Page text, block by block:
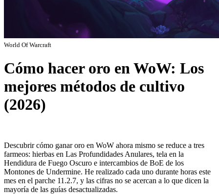
World Of Warcraft
Cómo hacer oro en WoW: Los
mejores métodos de cultivo
(2026)
Descubrir cómo ganar oro en WoW ahora mismo se reduce a tres
farmeos: hierbas en Las Profundidades Anulares, tela en la
Hendidura de Fuego Oscuro e intercambios de BoE de los
Montones de Undermine. He realizado cada uno durante horas este
mes en el parche 11.2.7, y las cifras no se acercan a lo que dicen la
mayoría de las guías desactualizadas.